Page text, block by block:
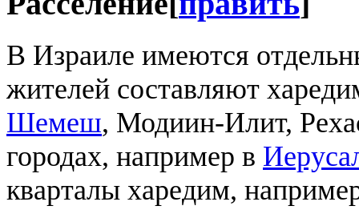
В Израиле имеются
жителей составляют
Шемеш, Модиин-Илит,
городах, например в
кварталы харедим,